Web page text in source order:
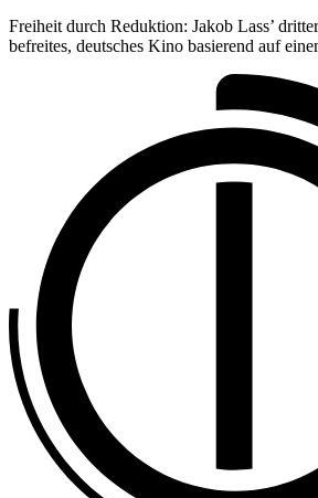
Freiheit durch Reduktion: Jakob Lass’
befreites, deutsches Kino basierend auf